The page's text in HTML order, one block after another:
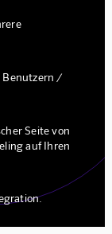
Benutzern /
Seite von
auf Ihren